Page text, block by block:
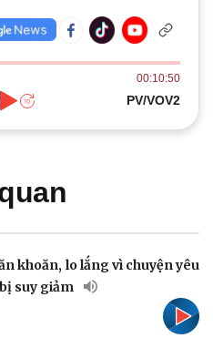
Thị trường
Giá vàng
Chứng khoán
Giá cà phê
Quân sự - Quốc phòng
00:10:50
PV/VOV2
khoăn, lo lắng vì chuyện yêu
suy giảm